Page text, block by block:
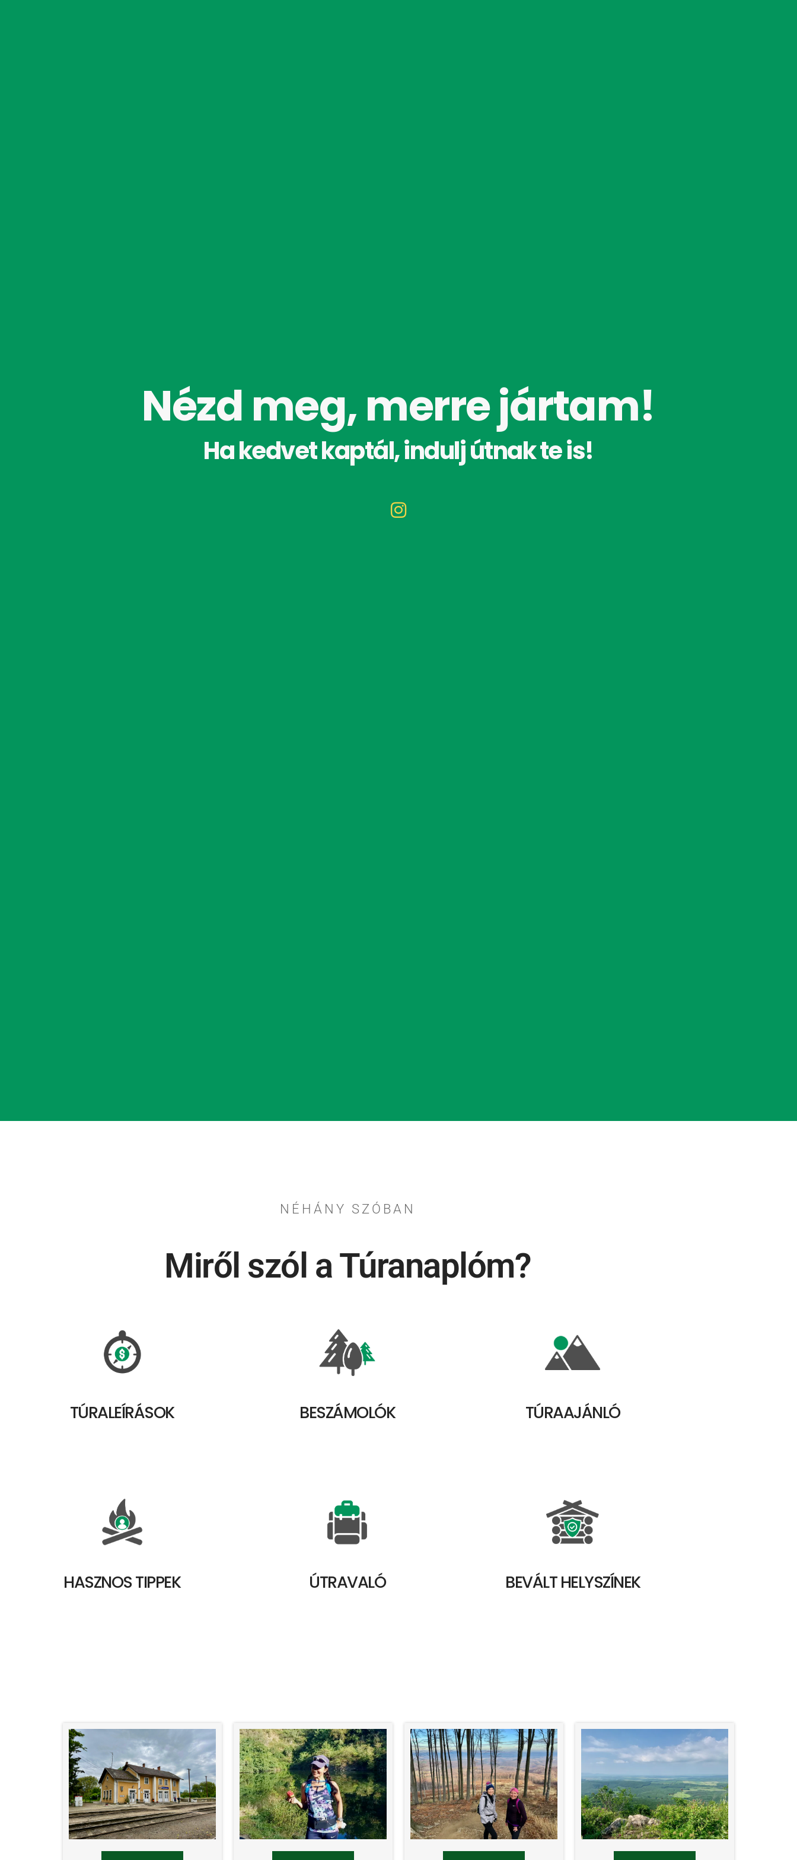
Nézd meg, merre jártam!
Ha kedvet kaptál, indulj útnak te is!
NÉHÁNY SZÓBAN
Miről szól a Túranaplóm?
TÚRALEÍRÁSOK BESZÁMOLÓK TÚRAAJÁNLÓ
HASZNOS TIPPEK ÚTRAVALÓ BEVÁLT HELYSZÍNEK